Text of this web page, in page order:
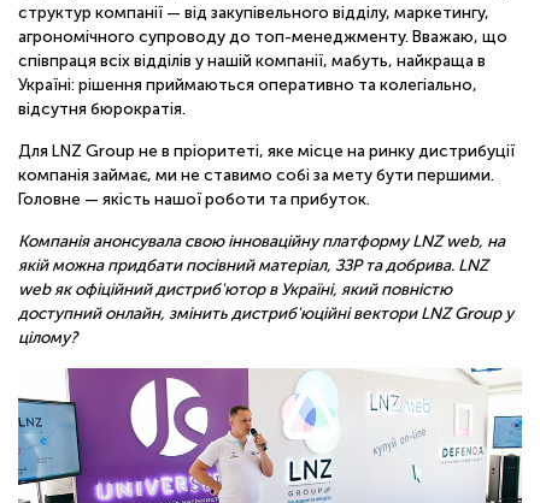
структур компанії — від закупівельного відділу, маркетингу,
агрономічного супроводу до топ-менеджменту. Вважаю, що
співпраця всіх відділів у нашій компанії, мабуть, найкраща в
Україні: рішення приймаються оперативно та колегіально,
відсутня бюрократія.
Для LNZ Group не в пріоритеті, яке місце на ринку дистрибуції
компанія займає, ми не ставимо собі за мету бути першими.
Головне — якість нашої роботи та прибуток.
Компанія анонсувала свою інноваційну платформу LNZ web, на
якій можна придбати посівний матеріал, ЗЗР та добрива. LNZ
web як офіційний дистриб'ютор в Україні, який повністю
доступний онлайн, змінить дистриб'юційні вектори LNZ Group у
цілому?